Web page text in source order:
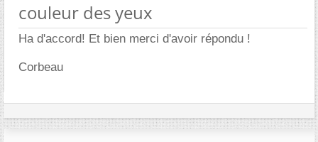
couleur des yeux
Ha d'accord! Et bien merci d'avoir répondu !
Corbeau